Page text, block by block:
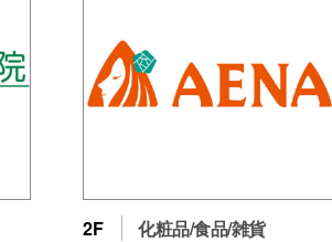
2F 化粧品/食品/雑貨